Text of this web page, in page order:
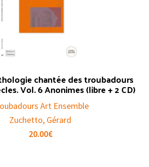
chantée des troubadours
Vol. 6 Anonimes (libre + 2 CD)
Art Ensemble
Zuchetto, Gérard
20.00€